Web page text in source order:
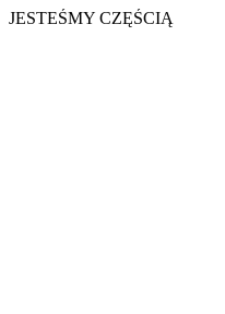
JESTEŚMY CZĘŚCIĄ